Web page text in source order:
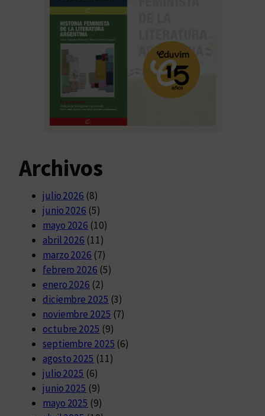
Archivos
julio 2026 (8)
junio 2026 (5)
mayo 2026 (10)
abril 2026 (11)
marzo 2026 (7)
febrero 2026 (5)
enero 2026 (2)
diciembre 2025 (3)
noviembre 2025 (7)
octubre 2025 (9)
septiembre 2025 (6)
agosto 2025 (11)
julio 2025 (6)
junio 2025 (9)
mayo 2025 (9)